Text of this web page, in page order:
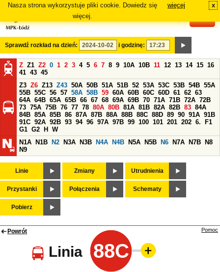
Nasza strona wykorzystuje pliki cookie. Dowiedz się
więcej.
więcej x
Sprawdź rozkład na dzień: i godzinę:
Z Z1 Z2 0 1 2 3 4 5 6 7 8 9 10A 10B 11 12 13 14 15 16
41 43 45
Z3 Z6 Z13 Z43 50A 50B 51A 51B 52 53A 53C 53B 54B 55A
55B 55C 56 57 58A 58B 59 60A 60B 60C 60D 61 62 63
64A 64B 65A 65B 66 67 68 69A 69B 70 71A 71B 72A 72B
73 75A 75B 76 77 78 80A 80B 81A 81B 82A 82B 83 84A
84B 85A 85B 86 87A 87B 88A 88B 88C 88D 89 90 91A 91B
91C 92A 92B 93 94 96 97A 97B 99 100 101 201 202 6.
F1
G1 G2 H
W
N1A
N1B N2 N3A N3B N4A N4B N5A N5B N6 N7A N7B
N8
N9
Linie Zmiany Utrudnienia
Przystanki Połączenia Schematy
Pobierz
Powrót
Linia 88C
Pomoc